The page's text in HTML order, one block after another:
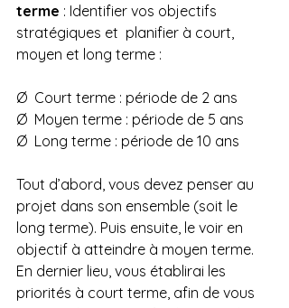
terme : Identifier vos objectifs
stratégiques et  planifier à court,
moyen et long terme :
Ø  Court terme : période de 2 ans
Ø  Moyen terme : période de 5 ans
Ø  Long terme : période de 10 ans
Tout d’abord, vous devez penser au
projet dans son ensemble (soit le
long terme). Puis ensuite, le voir en
objectif à atteindre à moyen terme.
En dernier lieu, vous établirai les
priorités à court terme, afin de vous